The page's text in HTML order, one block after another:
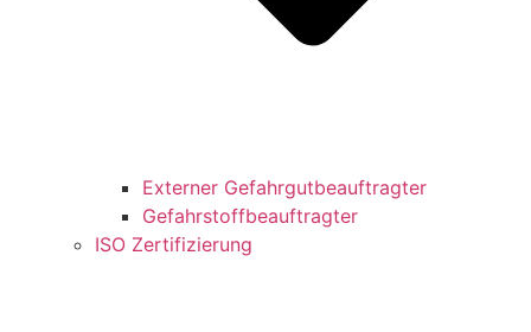
Externer Gefahrgutbeauftragter
Gefahrstoffbeauftragter
ISO Zertifizierung